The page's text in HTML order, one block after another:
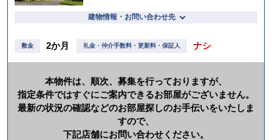
建物情報・お問い合わせ先
敷金 2か月 礼金・仲介手数料・更新料・保証人 ナシ
本物件は、順次、募集を行っておりますが、
指定条件ではすぐにご案内できるお部屋がございません。
最新の状況の確認などのお部屋探しのお手伝いをいたしま
すので、
下記店舗にお問い合わせください。